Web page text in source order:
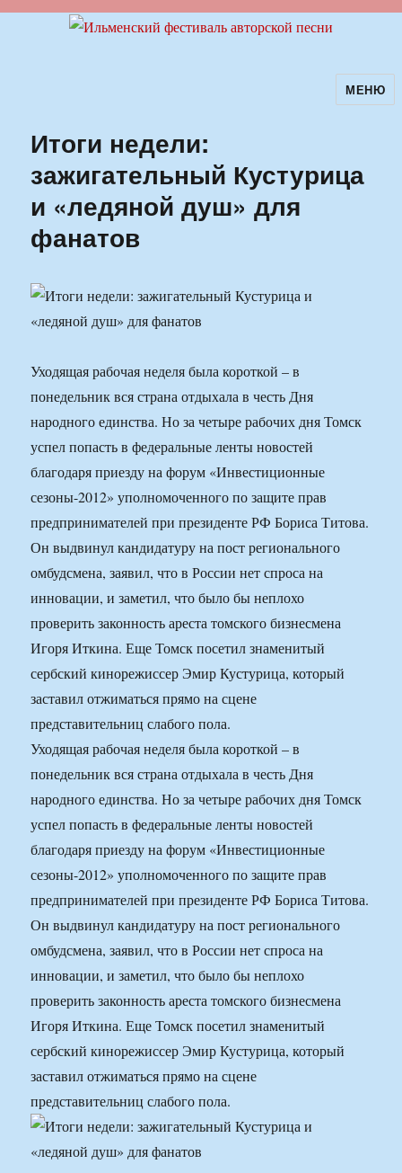
Ильменский фестиваль авторскойМЕНЮ
Итоги недели:
зажигательный Кустурица
и «ледяной душ» для
фанатов
Уходящая рабочая неделя была короткой – в
понедельник вся страна отдыхала в честь Дня
народного единства. Но за четыре рабочих дня Томск
успел попасть в федеральные ленты новостей
благодаря приезду на форум «Инвестиционные
сезоны-2012» уполномоченного по защите прав
предпринимателей при президенте РФ Бориса Титова.
Он выдвинул кандидатуру на пост регионального
омбудсмена, заявил, что в России нет спроса на
инновации, и заметил, что было бы неплохо
проверить законность ареста томского бизнесмена
Игоря Иткина. Еще Томск посетил знаменитый
сербский кинорежиссер Эмир Кустурица, который
заставил отжиматься прямо на сцене
представительниц слабого пола.
Уходящая рабочая неделя была короткой – в
понедельник вся страна отдыхала в честь Дня
народного единства. Но за четыре рабочих дня Томск
успел попасть в федеральные ленты новостей
благодаря приезду на форум «Инвестиционные
сезоны-2012» уполномоченного по защите прав
предпринимателей при президенте РФ Бориса Титова.
Он выдвинул кандидатуру на пост регионального
омбудсмена, заявил, что в России нет спроса на
инновации, и заметил, что было бы неплохо
проверить законность ареста томского бизнесмена
Игоря Иткина. Еще Томск посетил знаменитый
сербский кинорежиссер Эмир Кустурица, который
заставил отжиматься прямо на сцене
представительниц слабого пола.